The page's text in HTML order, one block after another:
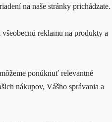
na naše stránky prichádzate.
reklamu na produkty a
ponúknuť relevantné
nákupov, Vášho správania a